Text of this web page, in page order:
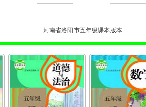
河南省洛阳市五年级课本版本